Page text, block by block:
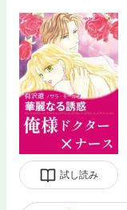
試し読み